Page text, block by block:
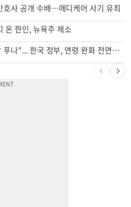
라 충돌로 OC 주택 4채 파손
사 공개 수배…메디케어 사기 유죄
온 한인, 뉴욕주 제소
"65세 복수국적 빗장 푸나"... 한국 정부, 연령 완화 전면 추진